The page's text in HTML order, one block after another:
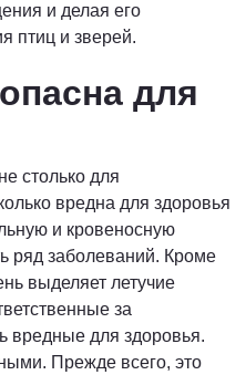
и делая его
птиц и зверей.
для
столько для
вредна для здоровья
и кровеносную
ряд заболеваний. Кроме
выделяет летучие
за
вредные для здоровья.
Прежде всего, это